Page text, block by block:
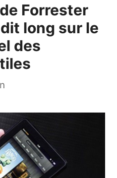
Forrester
long sur le
des